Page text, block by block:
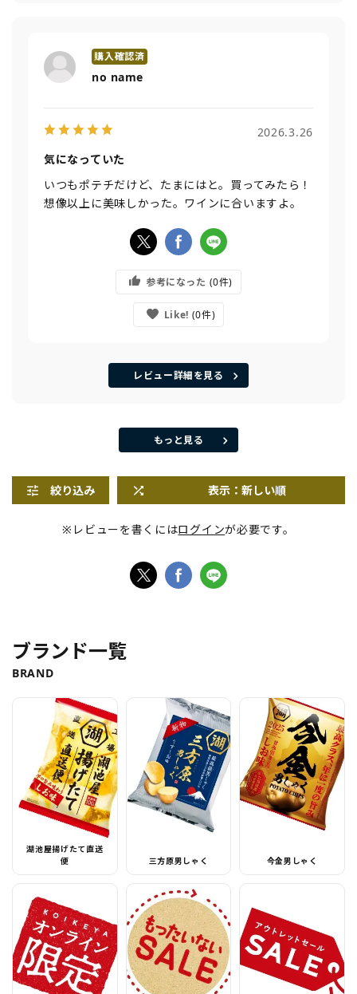
no name
2026.3.26
気になっていた
いつもポテチだけど、たまにはと。買ってみたら！
想像以上に美味しかった。ワインに合いますよ。
参考になった 0
Like! 0
レビュー詳細を見る
もっと見る
絞り込み 表示：新しい順
※レビューを書くにはログインが必要です。
ブランド一覧
BRAND
湖池屋揚げたて直送
便
三方原男しゃく 今金男しゃく